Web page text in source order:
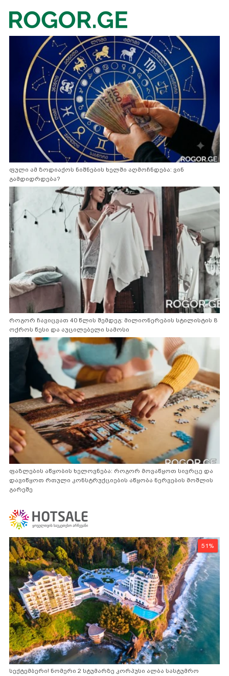
ფული ამ ზოდიაქოს ნიშნების ხელში აღმოჩნდება: ვინ
გამდიდრდება?
როგორ ჩავიცვათ 40 წლის შემდეგ: მილიონერების სტილისტის 8
ოქროს წესი და აუცილებელი სამოსი
ფაზლების აწყობის ხელოვნება: როგორ მოვაწყოთ სივრცე და
დავიწყოთ რთული კონსტრუქციების აწყობა ნერვების მოშლის
გარეშე
51%
სექტემბერი! ნომერი 2 სტუმარზე კორპუსი ალბა სასტუმრო